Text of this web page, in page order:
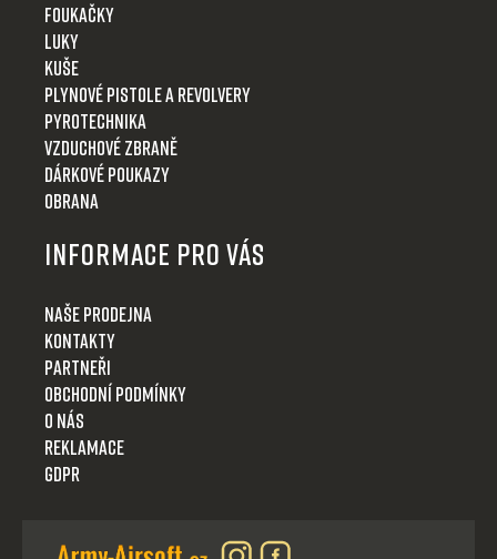
Foukačky
Luky
Kuše
Plynové pistole a revolvery
Pyrotechnika
Vzduchové zbraně
Dárkové poukazy
Obrana
Informace pro Vás
Naše prodejna
Kontakty
Partneři
Obchodní podmínky
O nás
Reklamace
GDPR